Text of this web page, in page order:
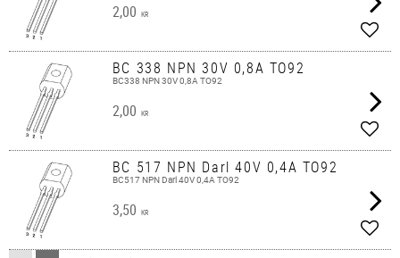
2,00 KR
BC 338 NPN 30V 0,8A TO92
BC338 NPN 30V 0,8A TO92
2,00 KR
BC 517 NPN Darl 40V 0,4A TO92
BC517 NPN Darl 40V 0,4A TO92
3,50 KR